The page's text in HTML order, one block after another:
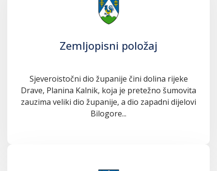
Zemljopisni položaj
Sjeveroistočni dio županije čini dolina rijeke
Drave, Planina Kalnik, koja je pretežno šumovita
zauzima veliki dio županije, a dio zapadni dijelovi
Bilogore...